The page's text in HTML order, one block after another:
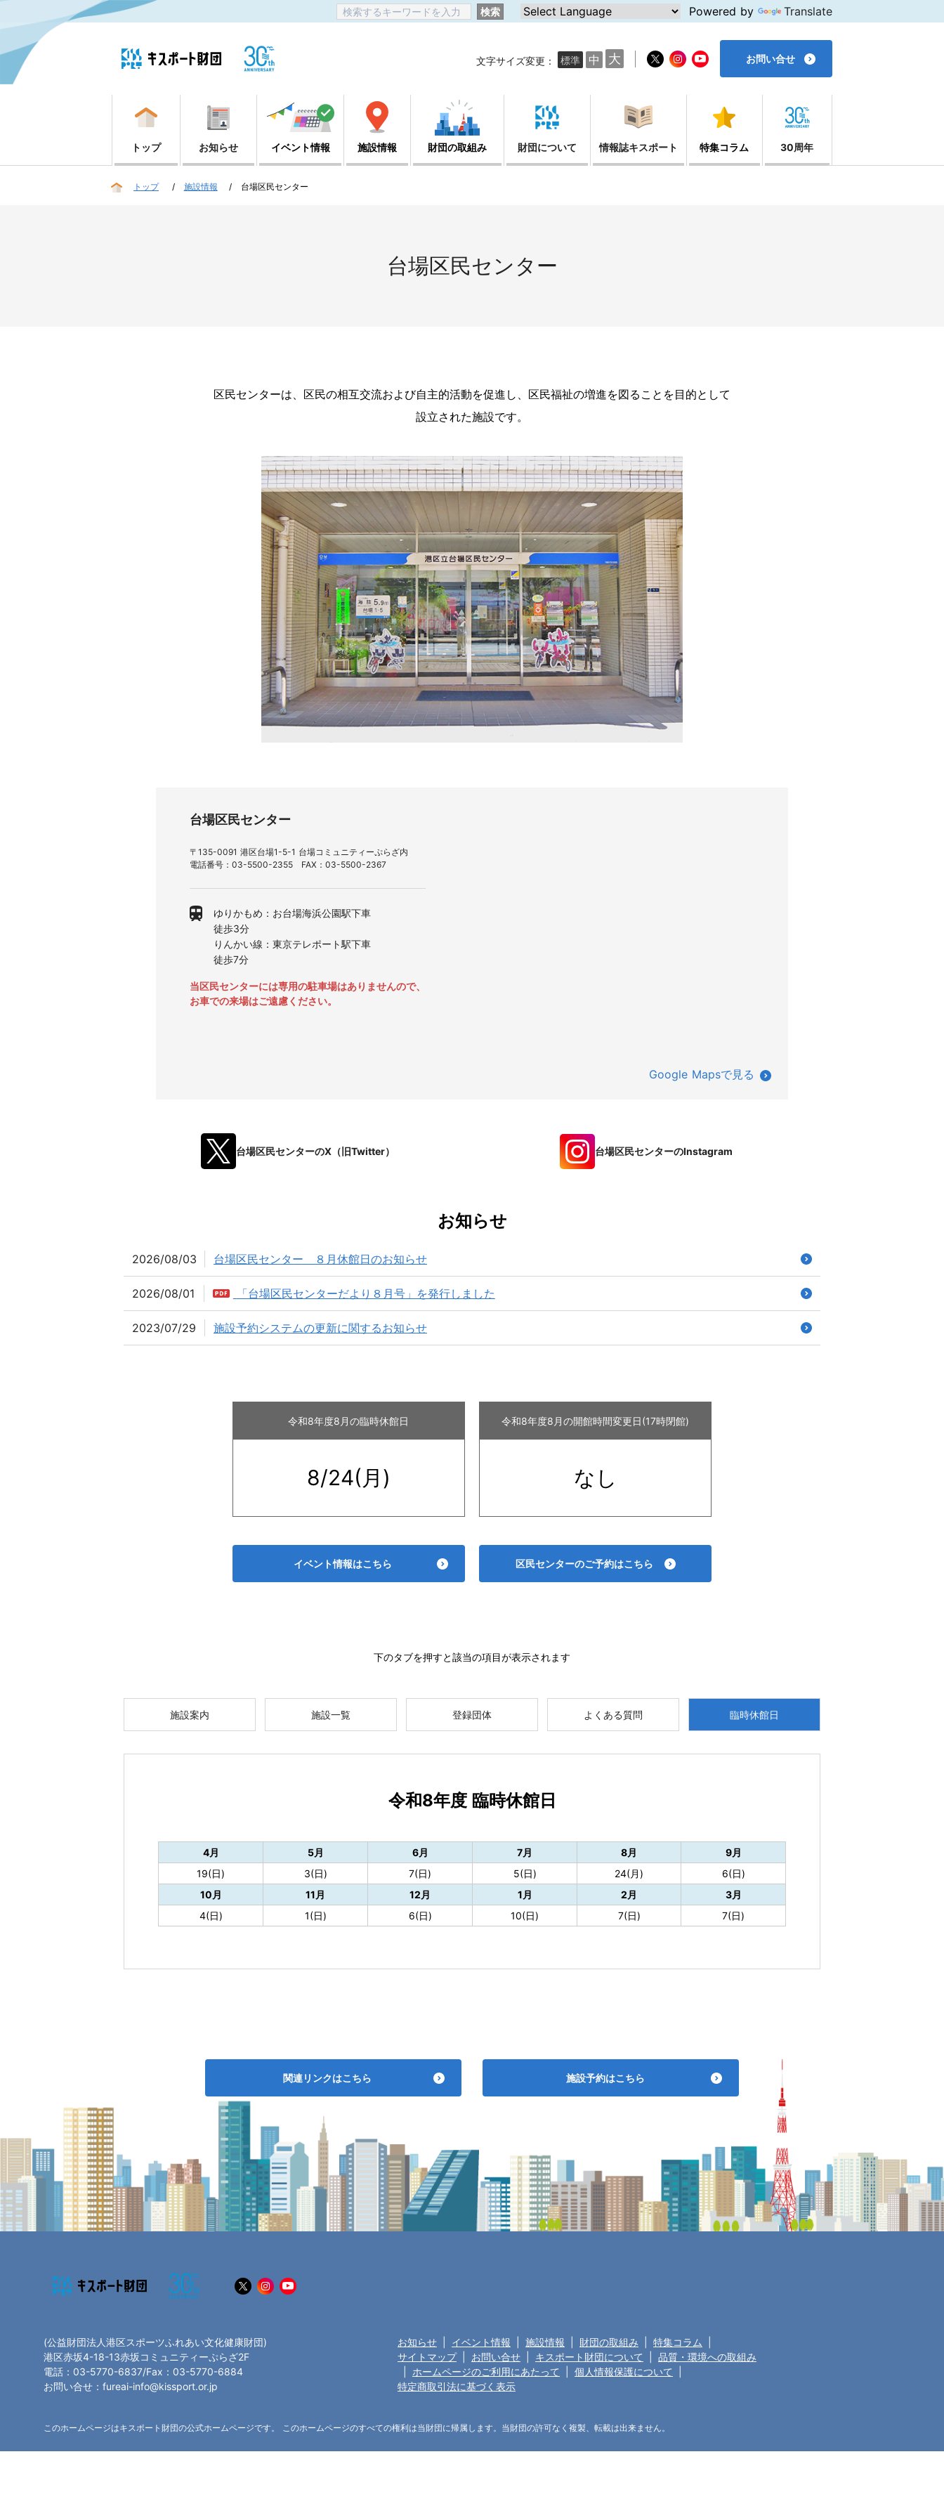
検索 Powered by Translate
文字サイズ変更： 標準 中 大 お問い合せ
トップ お知らせ イベント情報 施設情報 財団の取組み 財団について 情報誌キスポート 特集コラム 30周年
トップ 施設情報 台場区民センター
台場区民センター
区民センターは、区民の相互交流および自主的活動を促進し、区民福祉の増進を図ることを目的として
設立された施設です。
台場区民センター
〒135-0091 港区台場1-5-1 台場コミュニティーぷらざ内
電話番号：03-5500-2355 FAX：03-5500-2367
ゆりかもめ：お台場海浜公園駅下車
徒歩3分
りんかい線：東京テレポート駅下車
徒歩7分
当区民センターには専用の駐車場はありませんので、
お車での来場はご遠慮ください。
Google Mapsで見る
台場区民センターのX（旧Twitter） 台場区民センターのInstagram
お知らせ
2026/08/03 台場区民センター ８月休館日のお知らせ
2026/08/01 「台場区民センターだより８月号」を発行しました
2023/07/29 施設予約システムの更新に関するお知らせ
令和8年度8月の臨時休館日
8/24(月)
令和8年度8月の開館時間変更日(17時閉館)
なし
イベント情報はこちら 区民センターのご予約はこちら
下のタブを押すと該当の項目が表示されます
施設案内 施設一覧 登録団体 よくある質問 臨時休館日
令和8年度 臨時休館日
4月 5月 6月 7月 8月
9月
19(日)
3(日) 7(日) 5(日) 24(月)
6(日)
10月
11月 12月 1月 2月
3月
4(日)
1(日) 6(日) 10(日) 7(日) 7(日)
関連リンクはこちら 施設予約はこちら
(公益財団法人港区スポーツふれあい文化健康財団)
港区赤坂4-18-13赤坂コミュニティーぷらざ2F
電話：03-5770-6837/Fax：03-5770-6884
お問い合せ：fureai-info@kissport.or.jp
お知らせ イベント情報 施設情報 財団の取組み 特集コラム
サイトマップ
お問い合せ キスポート財団について
品質・環境への取組み
ホームページのご利用にあたって 個人情報保護について
特定商取引法に基づく表示
このホームページはキスポート財団の公式ホームページです。 このホームページのすべての権利は当財団に帰属します。当財団の許可なく複製、転載は出来ません。